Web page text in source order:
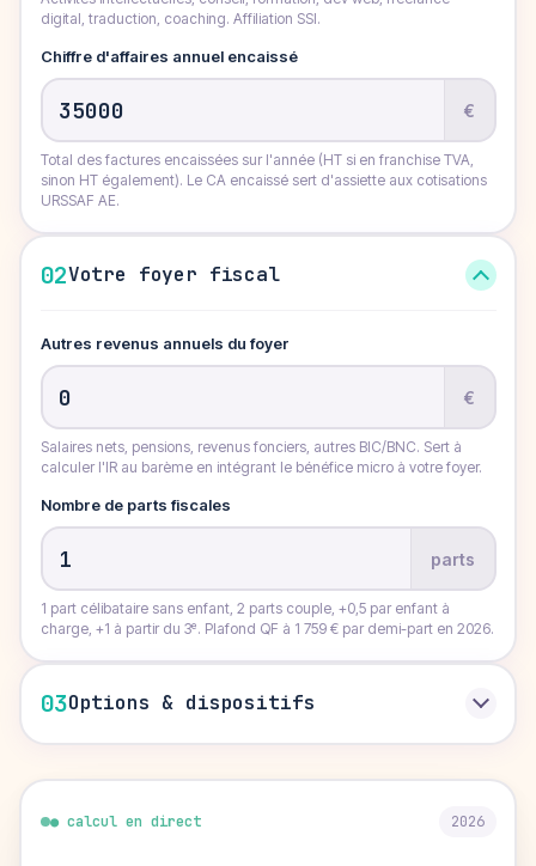
digital, traduction, coaching. Affiliation SSI.
Chiffre d'affaires annuel encaissé
€
Total des factures encaissées sur l'année (HT si en franchise TVA,
sinon HT également). Le CA encaissé sert d'assiette aux cotisations
URSSAF AE.
02Votre foyer fiscal
Autres revenus annuels du foyer
€
Salaires nets, pensions, revenus fonciers, autres BIC/BNC. Sert à
calculer l'IR au barème en intégrant le bénéfice micro à votre foyer.
Nombre de parts fiscales
parts
1 part célibataire sans enfant, 2 parts couple, +0,5 par enfant à
charge, +1 à partir du 3ᵉ. Plafond QF à 1 759 € par demi-part en 2026.
03Options & dispositifs
● calcul en direct 2026